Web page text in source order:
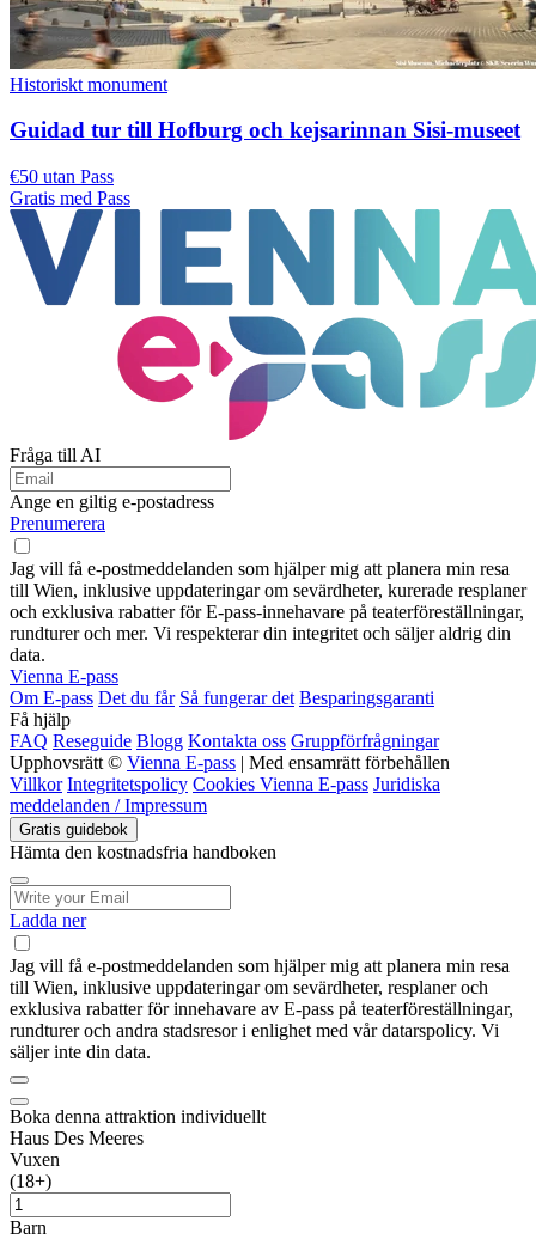
Historiskt monument
Guidad tur till Hofburg och kejsarinnan Sisi-museet
€50 utan Pass
Gratis med Pass
Fråga till AI
Ange en giltig e-postadress
Prenumerera
Jag vill få e-postmeddelanden som hjälper mig att planera min resa
till Wien, inklusive uppdateringar om sevärdheter, kurerade resplaner
och exklusiva rabatter för E-pass-innehavare på teaterföreställningar,
rundturer och mer. Vi respekterar din integritet och säljer aldrig din
data.
Vienna E-pass
Om E-pass Det du får Så fungerar det Besparingsgaranti
Få hjälp
FAQ Reseguide Blogg Kontakta oss Gruppförfrågningar
Upphovsrätt © Vienna E-pass | Med ensamrätt förbehållen
Villkor Integritetspolicy Cookies Vienna E-pass Juridiska
meddelanden / Impressum
Gratis guidebok
Hämta den kostnadsfria handboken
Ladda ner
Jag vill få e-postmeddelanden som hjälper mig att planera min resa
till Wien, inklusive uppdateringar om sevärdheter, resplaner och
exklusiva rabatter för innehavare av E-pass på teaterföreställningar,
rundturer och andra stadsresor i enlighet med vår datarspolicy. Vi
säljer inte din data.
Boka denna attraktion individuellt
Haus Des Meeres
Vuxen
(18+)
Barn